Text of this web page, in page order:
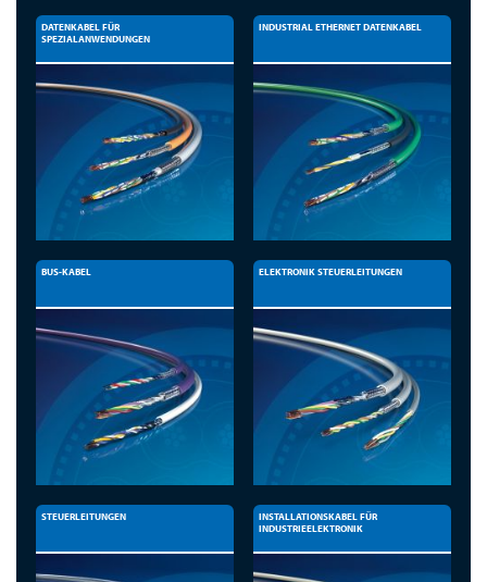
DATENKABEL FÜR
SPEZIALANWENDUNGEN
INDUSTRIAL ETHERNET DATENKABEL
BUS-KABEL ELEKTRONIK STEUERLEITUNGEN
STEUERLEITUNGEN
INSTALLATIONSKABEL FÜR
INDUSTRIEELEKTRONIK